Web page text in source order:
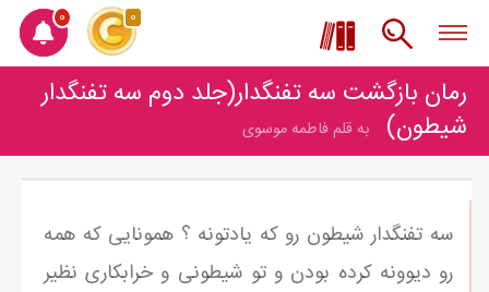
0 0
رمان بازگشت سه تفنگدار(جلد دوم سه تفنگدار
شیطون)
به قلم فاطمه موسوی
سه تفنگدار شیطون رو که یادتونه ؟ همونایی که همه
رو دیوونه کرده بودن و تو شیطونی و خرابکاری نظیر